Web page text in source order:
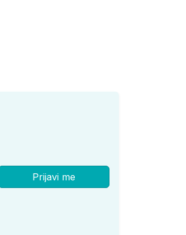
Prijavi me